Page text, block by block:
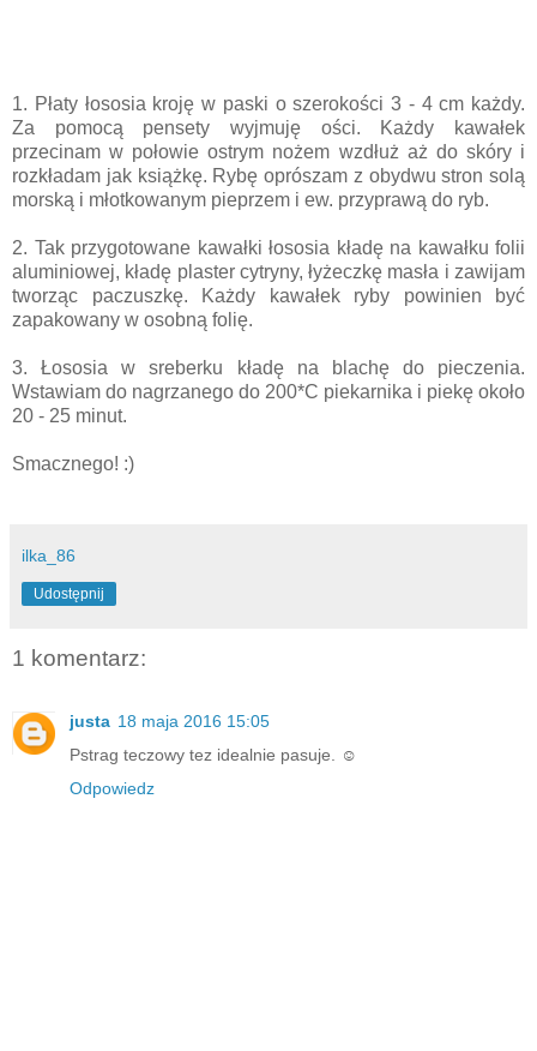
1. Płaty łososia kroję w paski o szerokości 3 - 4 cm każdy.
Za pomocą pensety wyjmuję ości. Każdy kawałek
przecinam w połowie ostrym nożem wzdłuż aż do skóry i
rozkładam jak książkę. Rybę oprószam z obydwu stron solą
morską i młotkowanym pieprzem i ew. przyprawą do ryb.
2. Tak przygotowane kawałki łososia kładę na kawałku folii
aluminiowej, kładę plaster cytryny, łyżeczkę masła i zawijam
tworząc paczuszkę. Każdy kawałek ryby powinien być
zapakowany w osobną folię.
3. Łososia w sreberku kładę na blachę do pieczenia.
Wstawiam do nagrzanego do 200*C piekarnika i piekę około
20 - 25 minut.
Smacznego! :)
ilka_86
Udostępnij
1 komentarz:
justa 18 maja 2016 15:05
Pstrag teczowy tez idealnie pasuje. ☺
Odpowiedz